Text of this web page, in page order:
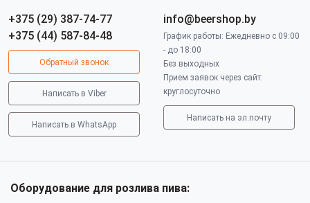
+375 (29) 387-74-77
+375 (44) 587-84-48
Обратный звонок
Написать в Viber
Написать в WhatsApp
info@beershop.by
График работы: Ежедневно с 09:00
- до 18:00
Без выходных
Прием заявок через сайт:
круглосуточно
Написать на эл.почту
Оборудование для розлива пива: